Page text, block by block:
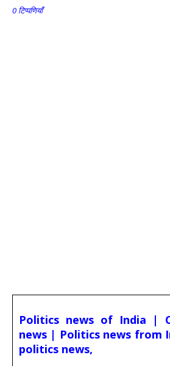
0 टिप्पणियाँ
Politics news of India |
news | Politics news from
politics news,